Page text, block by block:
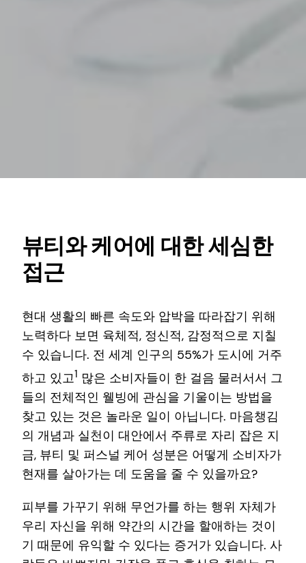
뷰티와 케어에 대한 세심한
접근
현대 생활의 빠른 속도와 압박을 따라잡기 위해
노력하다 보면 육체적, 정신적, 감정적으로 지칠
수 있습니다. 전 세계 인구의 55%가 도시에 거주
하고 있고1 많은 소비자들이 한 걸음 물러서서 그
들의 전체적인 웰빙에 관심을 기울이는 방법을
찾고 있는 것은 놀라운 일이 아닙니다. 마음챙김
의 개념과 실천이 대안에서 주류로 자리 잡은 지
금, 뷰티 및 퍼스널 케어 성분은 어떻게 소비자가
현재를 살아가는 데 도움을 줄 수 있을까요?
피부를 가꾸기 위해 무언가를 하는 행위 자체가
우리 자신을 위해 약간의 시간을 할애하는 것이
기 때문에 유익할 수 있다는 증거가 있습니다. 사